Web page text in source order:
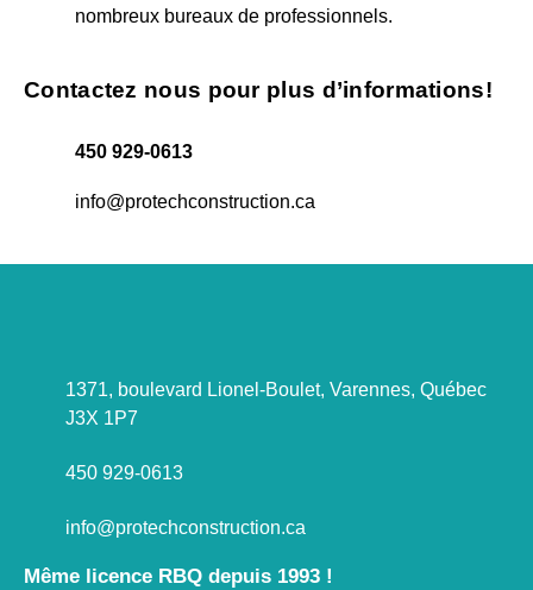
nombreux bureaux de professionnels.
Contactez nous pour plus d’informations!
450 929-0613
info@protechconstruction.ca
1371, boulevard Lionel-Boulet, Varennes, Québec
J3X 1P7
450 929-0613
info@protechconstruction.ca
Même licence RBQ depuis 1993 !